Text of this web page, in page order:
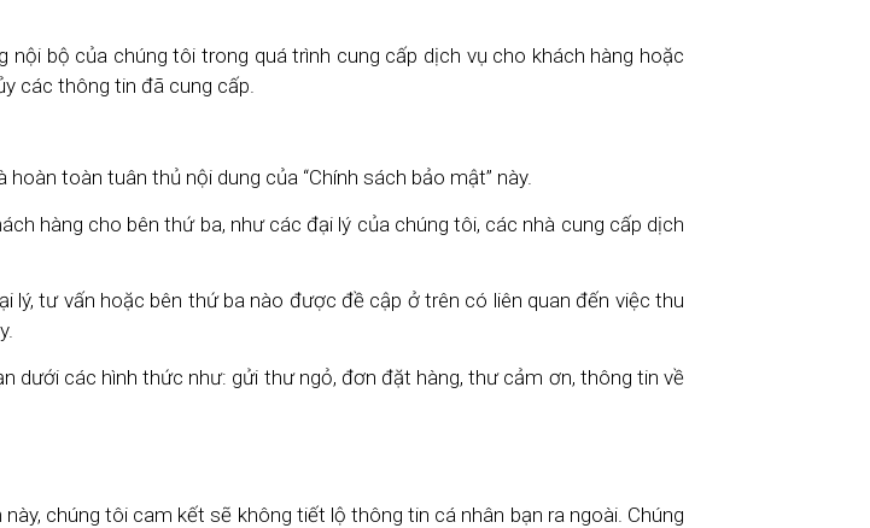
bộ của chúng tôi trong quá trình cung cấp dịch vụ cho khách hàng hoặc
các thông tin đã cung cấp.
toàn tuân thủ nội dung của “Chính sách bảo mật” này.
hàng cho bên thứ ba, như các đại lý của chúng tôi, các nhà cung cấp dịch
lý, tư vấn hoặc bên thứ ba nào được đề cập ở trên có liên quan đến việc thu
dưới các hình thức như: gửi thư ngỏ, đơn đặt hàng, thư cảm ơn, thông tin về
chúng tôi cam kết sẽ không tiết lộ thông tin cá nhân bạn ra ngoài. Chúng